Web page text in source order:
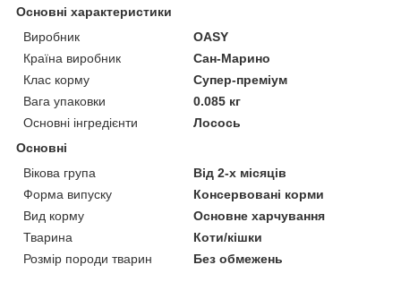
Основні характеристики
Виробник
OASY
Країна виробник
Сан-Марино
Клас корму
Супер-преміум
Вага упаковки
0.085 кг
Основні інгредієнти
Лосось
Основні
Вікова група
Від 2-х місяців
Форма випуску
Консервовані корми
Вид корму
Основне харчування
Тварина
Коти/кішки
Розмір породи тварин
Без обмежень